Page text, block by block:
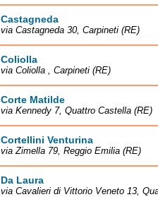
Castagneda
via Castagneda 30, Carpineti (RE)
Coliolla
via Coliolla , Carpineti (RE)
Corte Matilde
via Kennedy 7, Quattro Castella (RE)
Cortellini Venturina
via Zimella 79, Reggio Emilia (RE)
Da Laura
via Cavalieri di Vittorio Veneto 13,